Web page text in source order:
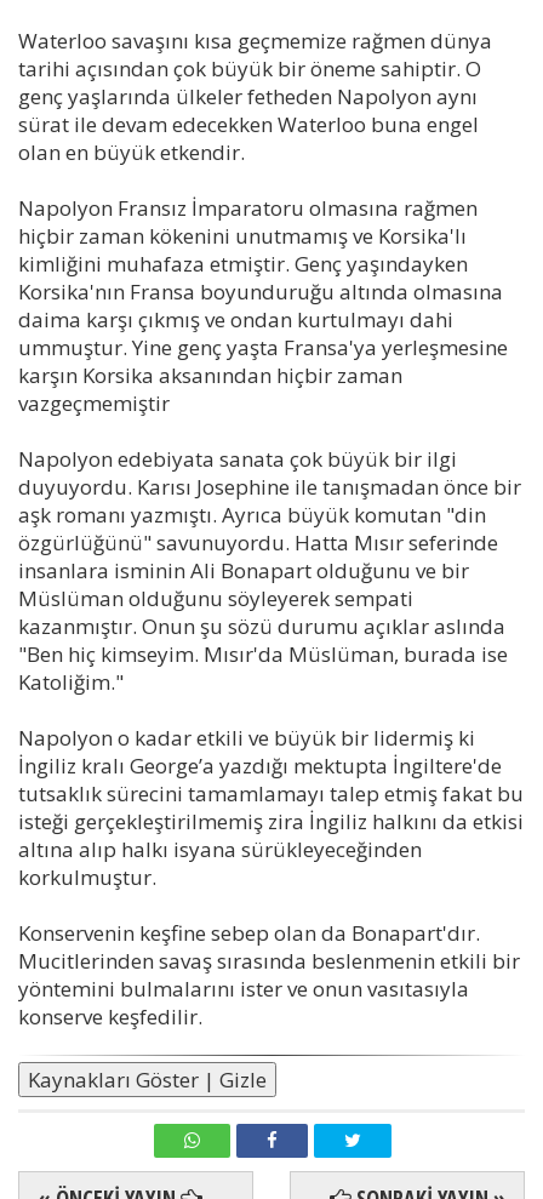
Waterloo savaşını kısa geçmemize rağmen dünya
tarihi açısından çok büyük bir öneme sahiptir. O
genç yaşlarında ülkeler fetheden Napolyon aynı
sürat ile devam edecekken Waterloo buna engel
olan en büyük etkendir.
Napolyon Fransız İmparatoru olmasına rağmen
hiçbir zaman kökenini unutmamış ve Korsika'lı
kimliğini muhafaza etmiştir. Genç yaşındayken
Korsika'nın Fransa boyunduruğu altında olmasına
daima karşı çıkmış ve ondan kurtulmayı dahi
ummuştur. Yine genç yaşta Fransa'ya yerleşmesine
karşın Korsika aksanından hiçbir zaman
vazgeçmemiştir
Napolyon edebiyata sanata çok büyük bir ilgi
duyuyordu. Karısı Josephine ile tanışmadan önce bir
aşk romanı yazmıştı. Ayrıca büyük komutan "din
özgürlüğünü" savunuyordu. Hatta Mısır seferinde
insanlara isminin Ali Bonapart olduğunu ve bir
Müslüman olduğunu söyleyerek sempati
kazanmıştır. Onun şu sözü durumu açıklar aslında
"Ben hiç kimseyim. Mısır'da Müslüman, burada ise
Katoliğim."
Napolyon o kadar etkili ve büyük bir lidermiş ki
İngiliz kralı George’a yazdığı mektupta İngiltere'de
tutsaklık sürecini tamamlamayı talep etmiş fakat bu
isteği gerçekleştirilmemiş zira İngiliz halkını da etkisi
altına alıp halkı isyana sürükleyeceğinden
korkulmuştur.
Konservenin keşfine sebep olan da Bonapart'dır.
Mucitlerinden savaş sırasında beslenmenin etkili bir
yöntemini bulmalarını ister ve onun vasıtasıyla
konserve keşfedilir.
Kaynakları Göster | Gizle